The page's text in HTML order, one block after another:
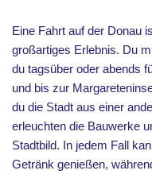
Eine Fahrt auf der Donau
großartiges Erlebnis. Du
du tagsüber oder abends
und bis zur
du die Stadt aus einer
erleuchten die Bauwerke
Stadtbild. In jedem Fall
Getränk genießen,